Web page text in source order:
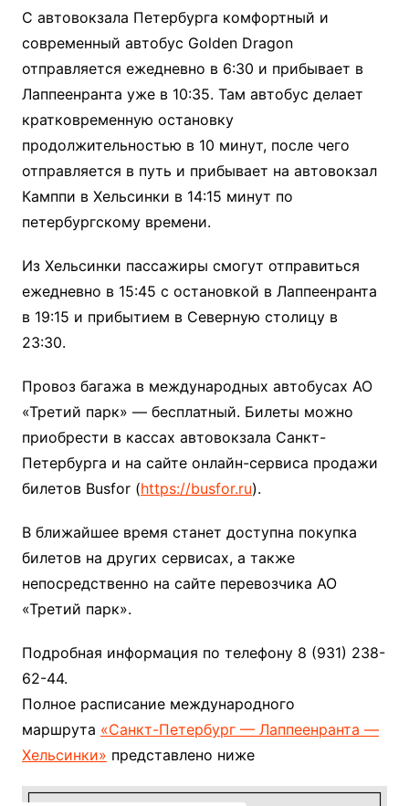
С автовокзала Петербурга комфортный и
современный автобус Golden Dragon
отправляется ежедневно в 6:30 и прибывает в
Лаппеенранта уже в 10:35. Там автобус делает
кратковременную остановку
продолжительностью в 10 минут, после чего
отправляется в путь и прибывает на автовокзал
Камппи в Хельсинки в 14:15 минут по
петербургскому времени.
Из Хельсинки пассажиры смогут отправиться
ежедневно в 15:45 с остановкой в Лаппеенранта
в 19:15 и прибытием в Северную столицу в
23:30.
Провоз багажа в международных автобусах АО
«Третий парк» — бесплатный. Билеты можно
приобрести в кассах автовокзала Санкт-
Петербурга и на сайте онлайн-сервиса продажи
билетов Busfor (https://busfor.ru).
В ближайшее время станет доступна покупка
билетов на других сервисах, а также
непосредственно на сайте перевозчика АО
«Третий парк».
Подробная информация по телефону 8 (931) 238-
62-44.
Полное расписание международного
маршрута «Санкт-Петербург — Лаппеенранта —
Хельсинки» представлено ниже